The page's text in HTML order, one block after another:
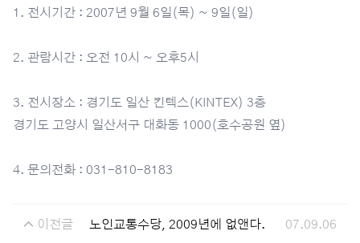
1. 전시기간 : 2007년 9월 6일(목) ~ 9일(일)
2. 관람시간 : 오전 10시 ~ 오후5시
3. 전시장소 : 경기도 일산 킨텍스(KINTEX) 3층
경기도 고양시 일산서구 대화동 1000(호수공원 옆)
4. 문의전화 : 031-810-8183
이전글 노인교통수당, 2009년에 없앤다. 07.09.06